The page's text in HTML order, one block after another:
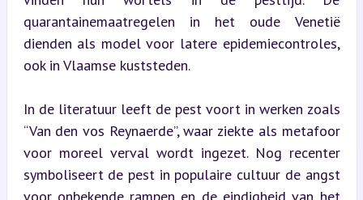
quarantainemaatregelen in het oude Venetië
dienden als model voor latere epidemiecontroles,
ook in Vlaamse kuststeden.
In de literatuur leeft de pest voort in werken zoals
“Van den vos Reynaerde”, waar ziekte als metafoor
voor moreel verval wordt ingezet. Nog recenter
symboliseert de pest in populaire cultuur de angst